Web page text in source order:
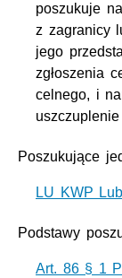
poszukuje
z zagranicy
jego
zgłoszenia
celnego, i
uszczuplenie
Poszukujące
LU KWP
Podstawy
Art. 86 § 1